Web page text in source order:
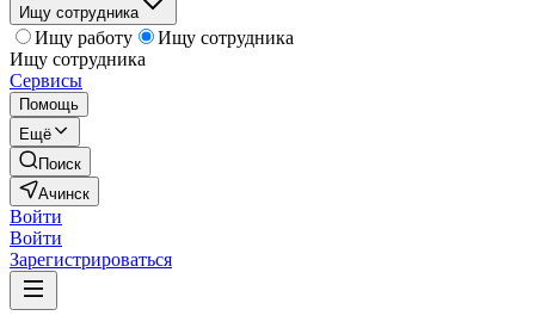
Ищу сотрудника
Ищу работу
Ищу сотрудника
Ищу сотрудника
Сервисы
Помощь
Ещё
Поиск
Ачинск
Войти
Войти
Зарегистрироваться